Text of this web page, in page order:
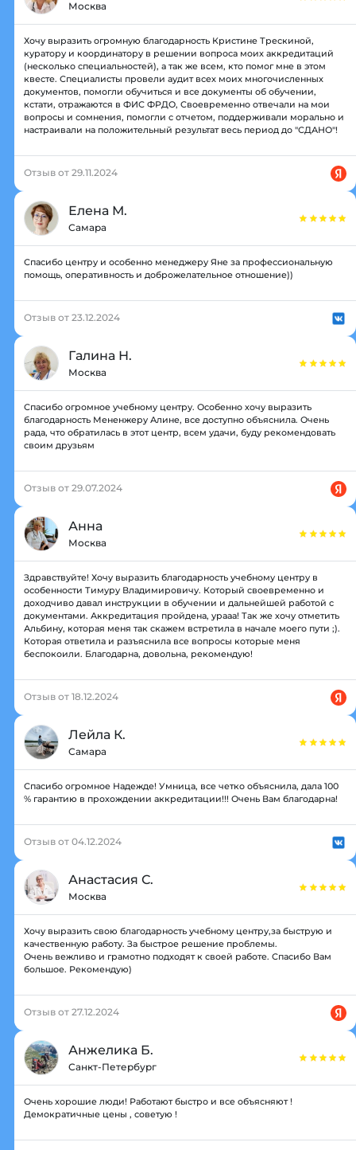
Москва
Хочу выразить огромную благодарность Кристине Трескиной,
куратору и координатору в решении вопроса моих аккредитаций
(несколько специальностей), а так же всем, кто помог мне в этом
квесте. Специалисты провели аудит всех моих многочисленных
документов, помогли обучиться и все документы об обучении,
кстати, отражаются в ФИС ФРДО, Своевременно отвечали на мои
вопросы и сомнения, помогли с отчетом, поддерживали морально и
настраивали на положительный результат весь период до "СДАНО"!
Отзыв от 29.11.2024
Елена М.
Самара
Спасибо центру и особенно менеджеру Яне за профессиональную
помощь, оперативность и доброжелательное отношение))
Отзыв от 23.12.2024
Галина Н.
Москва
Спасибо огромное учебному центру. Особенно хочу выразить
благодарность Мененжеру Алине, все доступно объяснила. Очень
рада, что обратилась в этот центр, всем удачи, буду рекомендовать
своим друзьям
Отзыв от 29.07.2024
Анна
Москва
Здравствуйте! Хочу выразить благодарность учебному центру в
особенности Тимуру Владимировичу. Который своевременно и
доходчиво давал инструкции в обучении и дальнейшей работой с
документами. Аккредитация пройдена, урааа! Так же хочу отметить
Альбину, которая меня так скажем встретила в начале моего пути ;).
Которая ответила и разъяснила все вопросы которые меня
беспокоили. Благодарна, довольна, рекомендую!
Отзыв от 18.12.2024
Лейла К.
Самара
Спасибо огромное Надежде! Умница, все четко объяснила, дала 100
% гарантию в прохождении аккредитации!!! Очень Вам благодарна!
Отзыв от 04.12.2024
Анастасия С.
Москва
Хочу выразить свою благодарность учебному центру,за быструю и
качественную работу. За быстрое решение проблемы.
Очень вежливо и грамотно подходят к своей работе. Спасибо Вам
большое. Рекомендую)
Отзыв от 27.12.2024
Анжелика Б.
Санкт-Петербург
Очень хорошие люди! Работают быстро и все объясняют !
Демократичные цены , советую !